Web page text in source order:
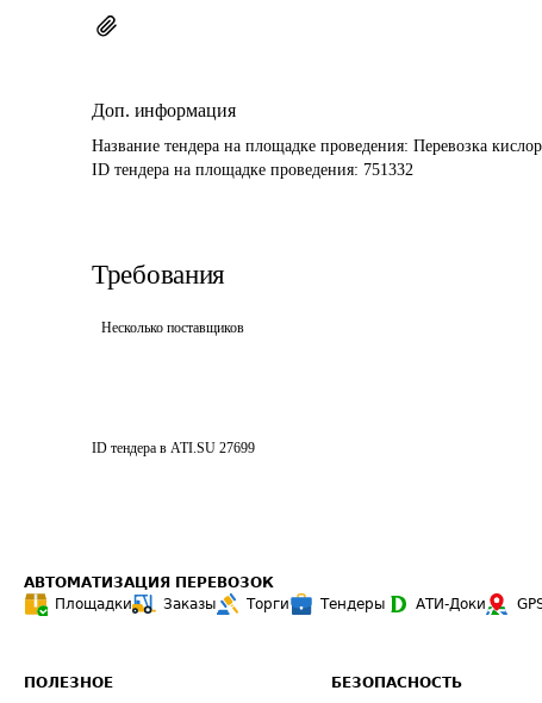
Доп. информация
Название тендера на площадке проведения: Перевозка
ID тендера на площадке проведения: 751332
Требования
Несколько поставщиков
ID тендера в ATI.SU 27699
АВТОМАТИЗАЦИЯ ПЕРЕВОЗОК
Площадки
Заказы Торги Тендеры АТИ-Доки
ПОЛЕЗНОЕ БЕЗОПАСНОСТЬ